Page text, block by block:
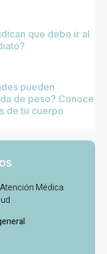
que debo ir al
pueden
de peso? Conoce
de tu cuerpo
Médica